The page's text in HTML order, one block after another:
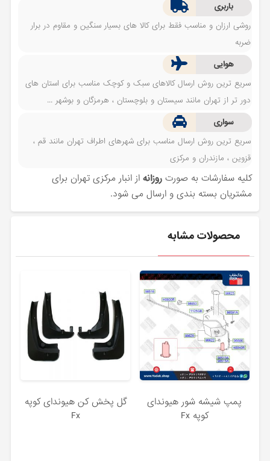
باربری
روشی ارزان و مناسب فقط برای کالا های بسیار سنگین و مقاوم در برار
ضربه
هوایی
سریع ترین روش ارسال کالاهای سبک و کوچک مناسب برای استان های
دور تر از تهران مانند سیستان و بلوچستان ، هرمزگان و بوشهر ...
سواری
سریع ترین روش ارسال مناسب برای شهرهای اطراف تهران مانند قم ،
قزوین ، مازندران و مرکزی
کلیه سفارشات به صورتروزانه از انبار مرکزی تهران برای
مشتریان بسته بندی و ارسال می شود.
محصولات مشابه
پمپ شیشه شور هیوندای
کوپه Fx
گل پخش کن هیوندای کوپه
Fx